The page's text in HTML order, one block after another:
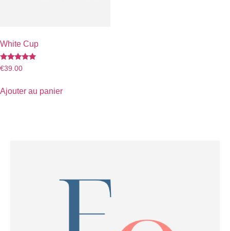
White Cup
Note
5.00
€39.00
Ajouter au panier